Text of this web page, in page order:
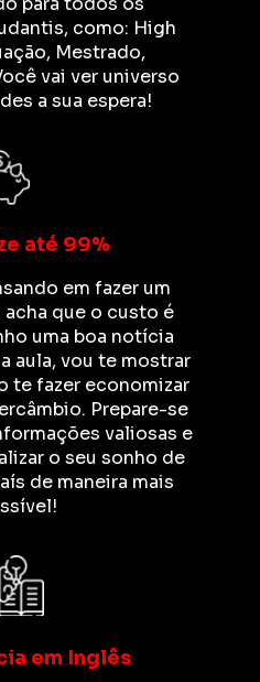
como: High
Mestrado,
vai ver universo
a sua espera!
em Inglês
até 99%
em fazer um
que o custo é
uma boa notícia
aula, vou te mostrar
te fazer economizar
Prepare-se
valiosas e
o seu sonho de
de maneira mais